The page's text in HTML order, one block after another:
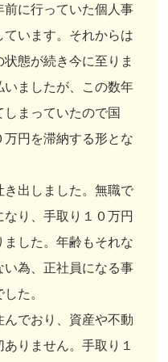
に行っていた個人事
います。それからは
態が続き今に至りま
ましたが、この数年
まっていたので国
円を滞納する形とな
出しました。無職で
り、手取り１０万円
した。年齢もそれな
い為、正社員になる事
た。
でおり、資産や不動
りません。手取り１